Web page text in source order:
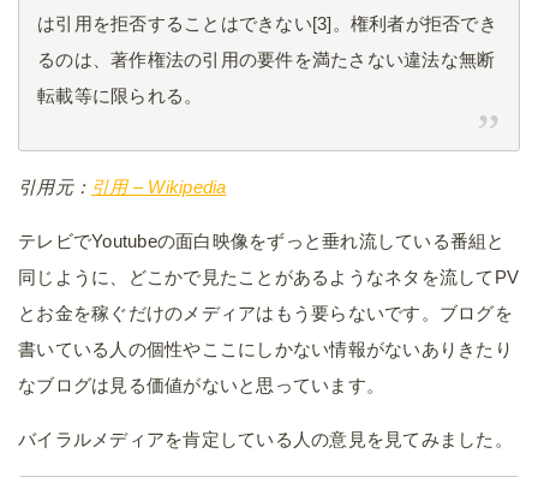
は引用を拒否することはできない[3]。権利者が拒否でき
るのは、著作権法の引用の要件を満たさない違法な無断
転載等に限られる。
引用元： 引用 – Wikipedia
テレビでYoutubeの面白映像をずっと垂れ流している番組と
同じように、どこかで見たことがあるようなネタを流してPV
とお金を稼ぐだけのメディアはもう要らないです。ブログを
書いている人の個性やここにしかない情報がないありきたり
なブログは見る価値がないと思っています。
バイラルメディアを肯定している人の意見を見てみました。